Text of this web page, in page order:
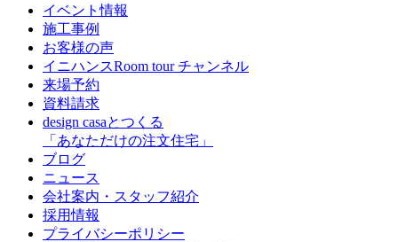
イベント情報
施工事例
お客様の声
イニハンスRoom tour チャンネル
来場予約
資料請求
design casaとつくる
「あなただけの注文住宅」
ブログ
ニュース
会社案内・スタッフ紹介
採用情報
プライバシーポリシー